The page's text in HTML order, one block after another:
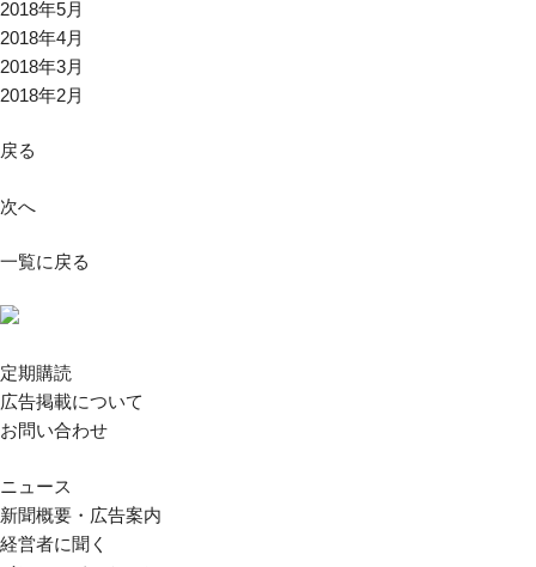
2018年5月
2018年4月
2018年3月
2018年2月
戻る
次へ
一覧に戻る
定期購読
広告掲載について
お問い合わせ
ニュース
新聞概要・広告案内
経営者に聞く